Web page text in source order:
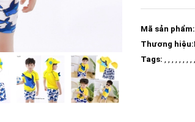
Mã sản phẩm:
Thương hiệu:
Tags: , , , , , , , ,